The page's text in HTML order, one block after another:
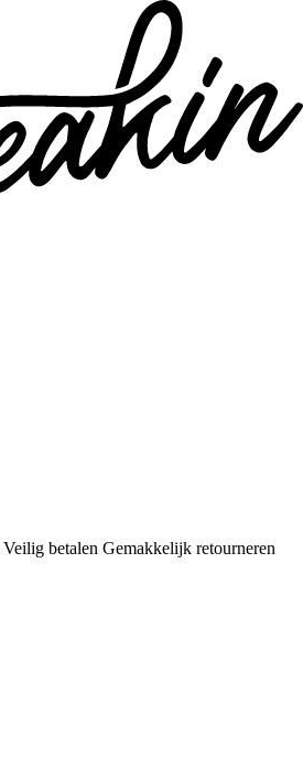
Veilig betalen Gemakkelijk retourneren